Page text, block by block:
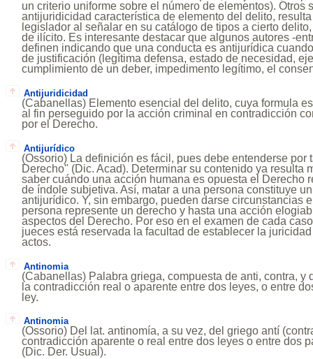
un criterio uniforme sobre el número de elementos). Otros
antijuridicidad característica de elemento del delito,
legislador al señalar en su catálogo de tipos a cierto
de ilícito. Es interesante destacar que algunos autores -
definen indicando que una conducta es antijurídica
de justificación (legítima defensa, estado de necesidad,
cumplimiento de un deber, impedimento legítimo, el
Antijuridicidad
(Cabanellas) Elemento esencial del delito, cuya formula
al fin perseguido por la acción criminal en contradicción
por el Derecho.
Antijurídico
(Ossorio) La definición es fácil, pues debe entenderse por
Derecho" (Dic. Acad). Determinar su contenido ya resulta
saber cuándo una acción humana es opuesta el Derecho
de índole subjetiva. Así, matar a una persona constituye
antijurídico. Y, sin embargo, pueden darse circunstancias
persona represente un derecho y hasta una acción
aspectos del Derecho. Por eso en el examen de cada
jueces está reservada la facultad de establecer la
actos.
Antinomia
(Cabanellas) Palabra griega, compuesta de anti, contra, y
la contradicción real o aparente entre dos leyes, o entre
ley.
Antinomia
(Ossorio) Del lat. antinomía, a su vez, del griego antí
contradicción aparente o real entre dos leyes o entre dos
(Dic. Der. Usual).